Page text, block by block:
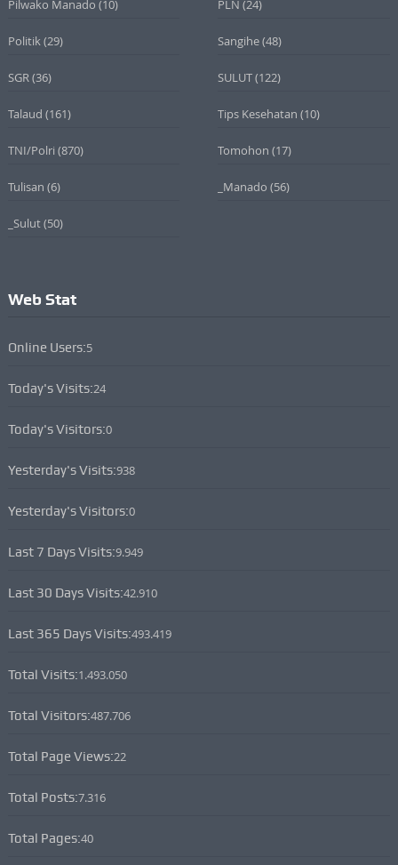
Pilwako Manado (10) PLN (24)
Politik(29) Sangihe(48)
SGR(36) SULUT(122)
Talaud (161) Tips Kesehatan (10)
TNI/Polri (870) Tomohon (17)
Tulisan (6) _Manado (56)
_Sulut(50)
Web Stat
Online Users:5
Today's Visits:24
Today's Visitors:0
Yesterday's Visits:938
Yesterday's Visitors:0
Last 7 Days Visits:9.949
Last 30 Days Visits:42.910
Last 365 Days Visits:493.419
Total Visits:1.493.050
Total Visitors:487.706
Total Page Views:22
Total Posts:7.316
Total Pages:40